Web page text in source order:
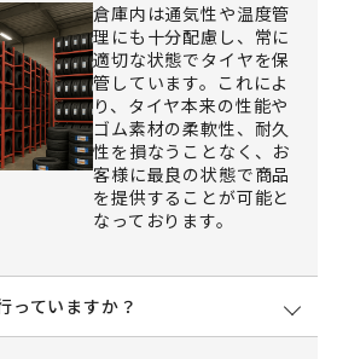
倉庫内は通気性や温度管
理にも十分配慮し、常に
適切な状態でタイヤを保
管しています。これによ
り、タイヤ本来の性能や
ゴム素材の柔軟性、耐久
性を損なうことなく、お
客様に最良の状態で商品
を提供することが可能と
なっております。
っていますか？